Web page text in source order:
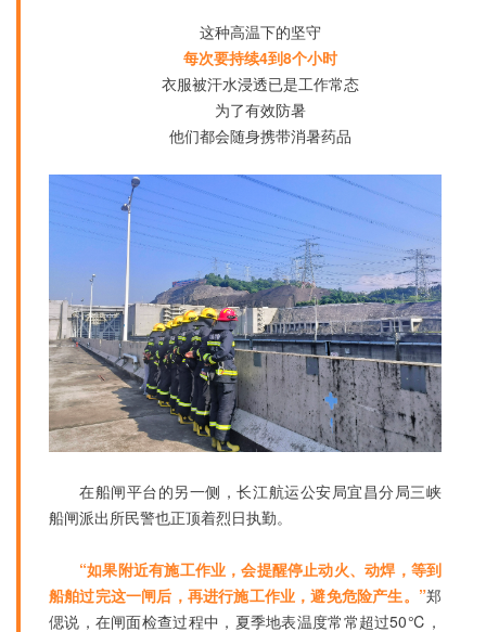
这种高温下的坚守
每次要持续4到8个小时
衣服被汗水浸透已是工作常态
为了有效防暑
他们都会随身携带消暑药品
在船闸平台的另一侧，长江航运公安局宜昌分局三峡
船闸派出所民警也正顶着烈日执勤。
“如果附近有施工作业，会提醒停止动火、动焊，等到
船舶过完这一闸后，再进行施工作业，避免危险产生。”郑
偲说，在闸面检查过程中，夏季地表温度常常超过50℃，